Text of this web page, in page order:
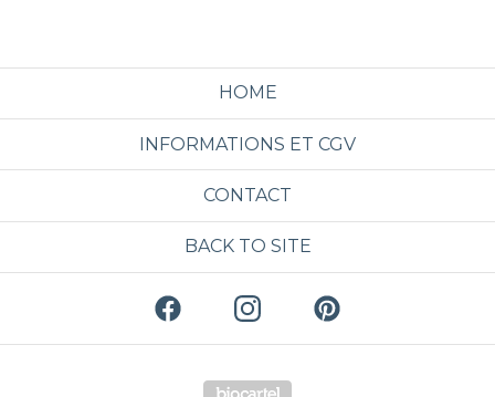
HOME
INFORMATIONS ET CGV
CONTACT
BACK TO SITE